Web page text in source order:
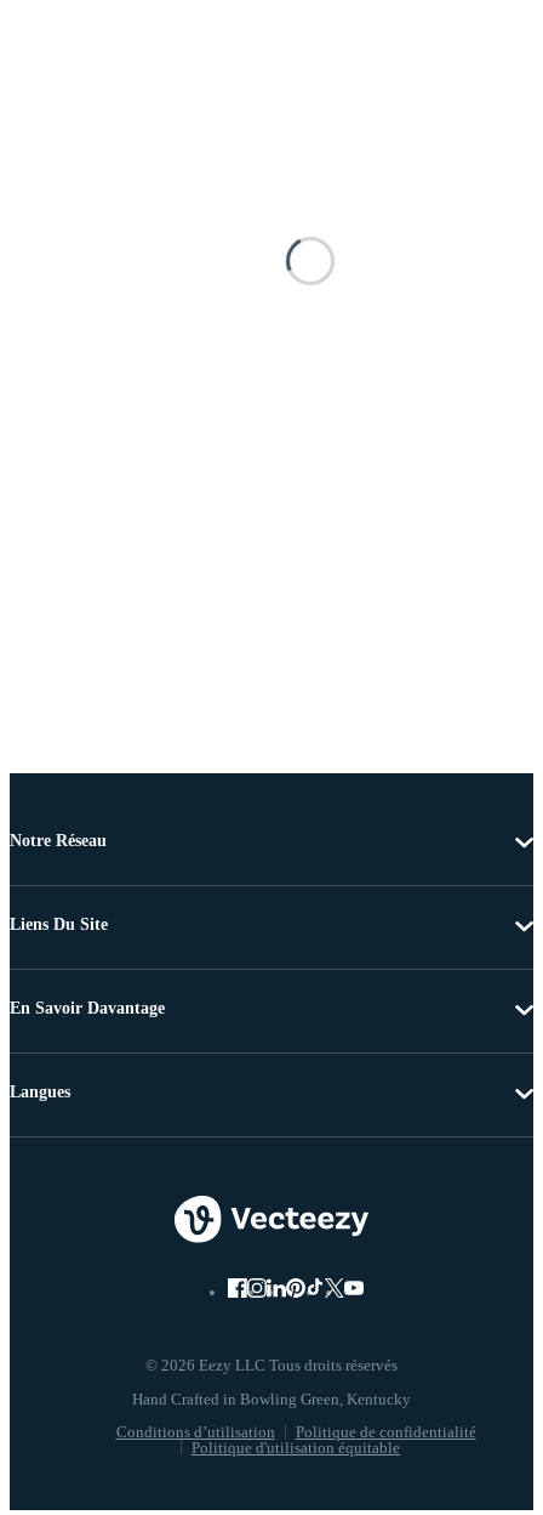
Notre Réseau
Liens Du Site
En Savoir Davantage
© 2026 Eezy LLC Tous droits réservés
Conditions d’utilisation
Politique de confidentialité
Politique d'utilisation équitable
Langues